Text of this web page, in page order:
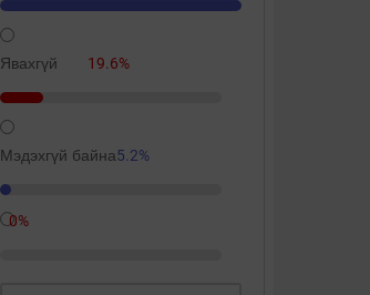
Явахгүй 19.6%
Мэдэхгүй байна5.2%
0%